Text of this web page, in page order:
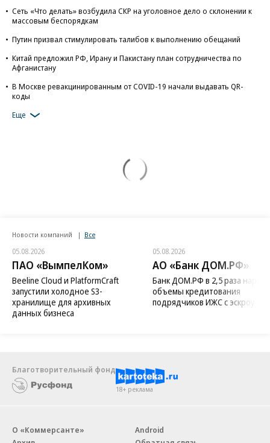
Сеть «Что делать» возбудила СКР на уголовное дело о склонении к
массовым беспорядкам
Путин призвал стимулировать талибов к выполнению обещаний
Китай предложил РФ, Ирану и Пакистану план сотрудничества по
Афганистану
В Москве ревакцинированным от COVID-19 начали выдавать QR-
коды
Еще
Новости компаний Все
05.08.2026
ПАО «ВымпелКом»
Beeline Cloud и PlatformCraft
запустили холодное S3-
хранилище для архивных
данных бизнеса
05.08.2026
АО «Банк ДОМ.РФ»
Банк ДОМ.РФ в 2,5 раза
объемы кредитования
подрядчиков ИЖС с эскроу
Благотворительный фонд
18+ реклама
О «Коммерсанте»
Android